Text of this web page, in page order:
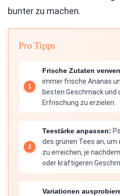
bunter zu machen.
Pro Tipps
Frische Zutaten
immer frische Ananas
besten Geschmack und
Erfrischung zu erzielen.
Teestärke anpassen:
des grünen Tees an,
zu erreichen, je
oder kräftigeren
Variationen